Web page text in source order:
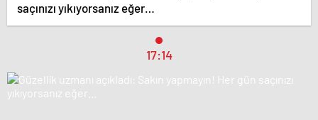
saçınızı yıkıyorsanız eğer…
17:14